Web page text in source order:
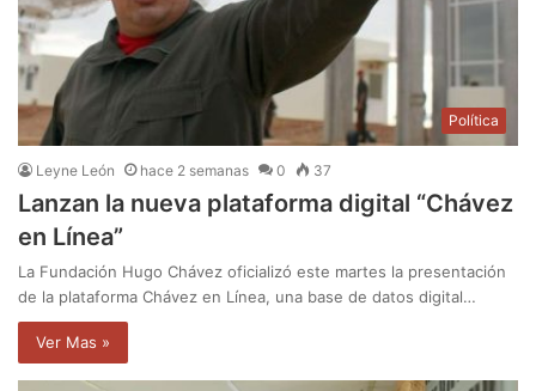
Política
Leyne León hace 2 semanas 0 37
Lanzan la nueva plataforma digital “Chávez
en Línea”
La Fundación Hugo Chávez oficializó este martes la presentación
de la plataforma Chávez en Línea, una base de datos digital…
Ver Mas »